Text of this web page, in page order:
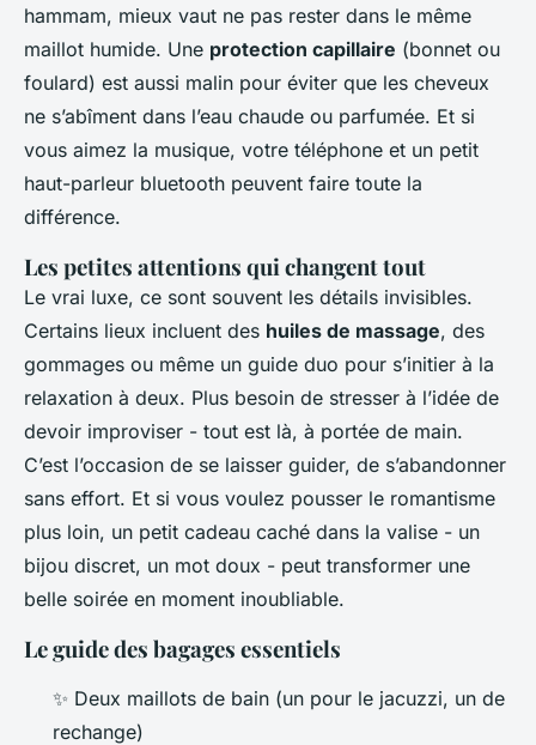
hammam, mieux vaut ne pas rester dans le même
maillot humide. Une protection capillaire (bonnet ou
foulard) est aussi malin pour éviter que les cheveux
ne s’abîment dans l’eau chaude ou parfumée. Et si
vous aimez la musique, votre téléphone et un petit
haut-parleur bluetooth peuvent faire toute la
différence.
Les petites attentions qui changent tout
Le vrai luxe, ce sont souvent les détails invisibles.
Certains lieux incluent des huiles de massage, des
gommages ou même un guide duo pour s’initier à la
relaxation à deux. Plus besoin de stresser à l’idée de
devoir improviser - tout est là, à portée de main.
C’est l’occasion de se laisser guider, de s’abandonner
sans effort. Et si vous voulez pousser le romantisme
plus loin, un petit cadeau caché dans la valise - un
bijou discret, un mot doux - peut transformer une
belle soirée en moment inoubliable.
Le guide des bagages essentiels
✨ Deux maillots de bain (un pour le jacuzzi, un de
rechange)